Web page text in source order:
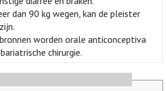
dan 90 kg wegen, kan de pleister
worden orale anticonceptiva
chirurgie.